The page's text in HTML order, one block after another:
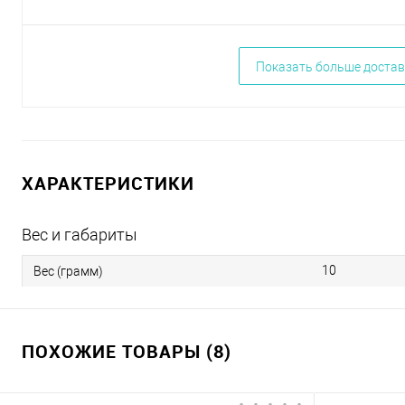
Показать больше
ХАРАКТЕРИСТИКИ
Вес и габариты
Вес (грамм) 10
ПОХОЖИЕ ТОВАРЫ (8)